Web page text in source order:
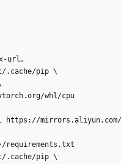
url。
.cache/pip \
whl/cpu
https://
requirements.txt
.cache/pip \